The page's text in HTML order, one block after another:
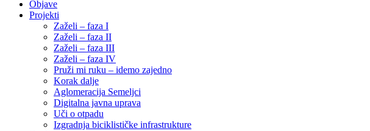
Objave
Projekti
Zaželi – faza I
Zaželi – faza II
Zaželi – faza III
Zaželi – faza IV
Pruži mi ruku – idemo zajedno
Korak dalje
Aglomeracija Semeljci
Digitalna javna uprava
Uči o otpadu
Izgradnja biciklističke infrastrukture